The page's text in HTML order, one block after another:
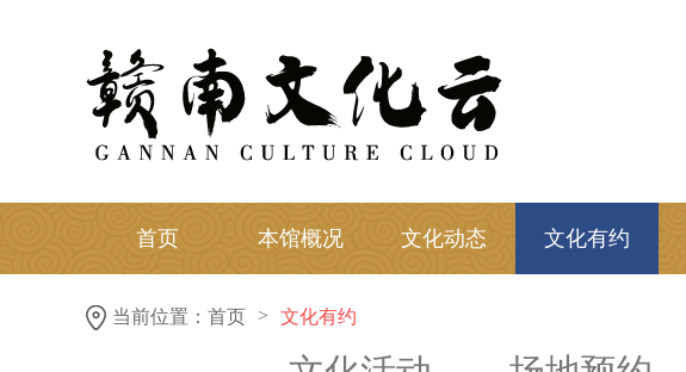
首页 本馆概况 文化动态 文化有约
当前位置： 首页 > 文化有约